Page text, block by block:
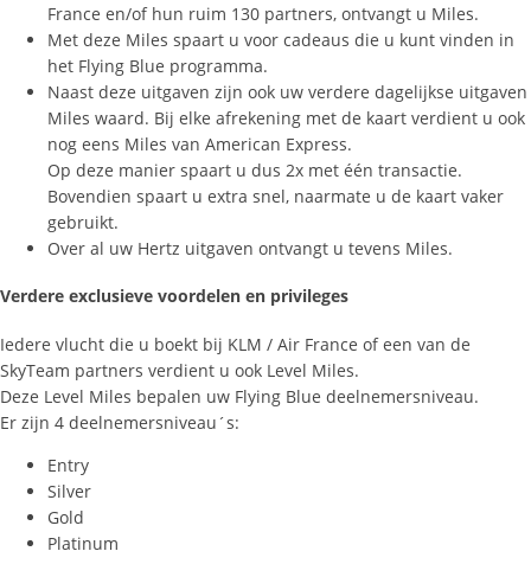
France en/of hun ruim 130 partners, ontvangt u Miles.
Met deze Miles spaart u voor cadeaus die u kunt vinden in
het Flying Blue programma.
Naast deze uitgaven zijn ook uw verdere dagelijkse uitgaven
Miles waard. Bij elke afrekening met de kaart verdient u ook
nog eens Miles van American Express.
Op deze manier spaart u dus 2x met één transactie.
Bovendien spaart u extra snel, naarmate u de kaart vaker
gebruikt.
Over al uw Hertz uitgaven ontvangt u tevens Miles.
Verdere exclusieve voordelen en privileges
Iedere vlucht die u boekt bij KLM / Air France of een van de
SkyTeam partners verdient u ook Level Miles.
Deze Level Miles bepalen uw Flying Blue deelnemersniveau.
Er zijn 4 deelnemersniveau´s:
Entry
Silver
Gold
Platinum